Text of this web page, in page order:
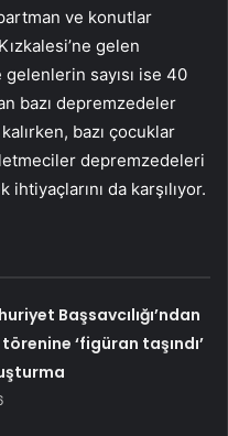
ve konutlar
gelen
sayısı ise 40
bazı depremzedeler
bazı çocuklar
depremzedeleri
da karşılıyor.
Başsavcılığı’ndan
‘figüran taşındı’